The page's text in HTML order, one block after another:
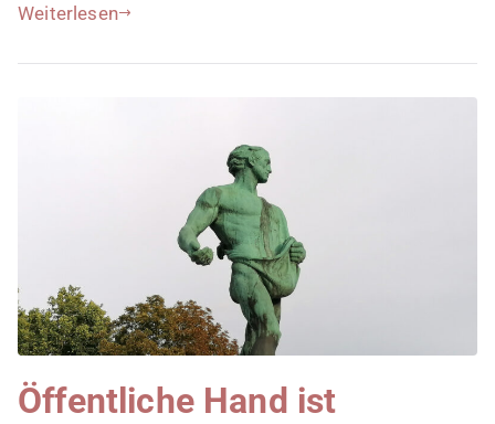
Weiterlesen
Öffentliche Hand ist